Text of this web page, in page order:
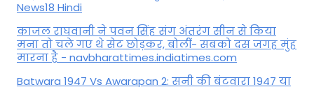
News18 Hindi
काजल राघवानी ने पवन सिंह संग अंतरंग सीन से किया
मना तो चले गए थे सेट छोड़कर, बोलीं- सबको दस जगह मुंह
मारना है - navbharattimes.indiatimes.com
Batwara 1947 Vs Awarapan 2: सनी की बंटवारा 1947 या